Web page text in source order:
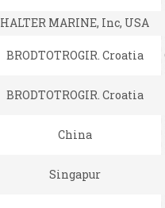
HALTER MARINE, Inc, USA
BRODTOTROGIR. Croatia
BRODTOTROGIR. Croatia
China
Singapur